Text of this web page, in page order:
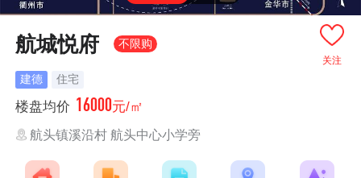
关注
航城悦府 不限购
建德 住宅
楼盘均价 16000元/㎡
航头镇溪沿村 航头中心小学旁